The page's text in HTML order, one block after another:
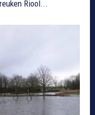
maaiveld niet bestand tegen wolkbreuken Riool...